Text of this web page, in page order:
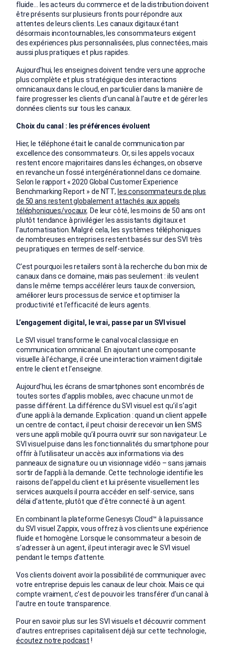
fluide… les acteurs du commerce et de la distribution doivent
être présents sur plusieurs fronts pour répondre aux
attentes de leurs clients. Les canaux digitaux étant
désormais incontournables, les consommateurs exigent
des expériences plus personnalisées, plus connectées, mais
aussi plus pratiques et plus rapides.
Aujourd’hui, les enseignes doivent tendre vers une approche
plus complète et plus stratégique des interactions
omnicanaux dans le cloud, en particulier dans la manière de
faire progresser les clients d’un canal à l’autre et de gérer les
données clients sur tous les canaux.
Choix du canal : les préférences évoluent
Hier, le téléphone était le canal de communication par
excellence des consommateurs. Or, si les appels vocaux
restent encore majoritaires dans les échanges, on observe
en revanche un fossé intergénérationnel dans ce domaine.
Selon le rapport « 2020 Global Customer Experience
Benchmarking Report » de NTT, les consommateurs de plus
de 50 ans restent globalement attachés aux appels
téléphoniques/vocaux. De leur côté, les moins de 50 ans ont
plutôt tendance à privilégier les assistants digitaux et
l’automatisation. Malgré cela, les systèmes téléphoniques
de nombreuses entreprises restent basés sur des SVI très
peu pratiques en termes de self-service.
C’est pourquoi les retailers sont à la recherche du bon mix de
canaux dans ce domaine, mais pas seulement : ils veulent
dans le même temps accélérer leurs taux de conversion,
améliorer leurs processus de service et optimiser la
productivité et l’efficacité de leurs agents.
L’engagement digital, le vrai, passe par un SVI visuel
Le SVI visuel transforme le canal vocal classique en
communication omnicanal. En ajoutant une composante
visuelle à l’échange, il crée une interaction vraiment digitale
entre le client et l’enseigne.
Aujourd’hui, les écrans de smartphones sont encombrés de
toutes sortes d’applis mobiles, avec chacune un mot de
passe différent. La différence du SVI visuel est qu’il s’agit
d’une appli à la demande. Explication : quand un client appelle
un centre de contact, il peut choisir de recevoir un lien SMS
vers une appli mobile qu’il pourra ouvrir sur son navigateur. Le
SVI visuel puise dans les fonctionnalités du smartphone pour
offrir à l’utilisateur un accès aux informations via des
panneaux de signature ou un visionnage vidéo – sans jamais
sortir de l’appli à la demande. Cette technologie identifie les
raisons de l’appel du client et lui présente visuellement les
services auxquels il pourra accéder en self-service, sans
délai d’attente, plutôt que d’être connecté à un agent.
En combinant la plateforme Genesys Cloud™ à la puissance
du SVI visuel Zappix, vous offrez à vos clients une expérience
fluide et homogène. Lorsque le consommateur a besoin de
s’adresser à un agent, il peut interagir avec le SVI visuel
pendant le temps d’attente.
Vos clients doivent avoir la possibilité de communiquer avec
votre entreprise depuis les canaux de leur choix. Mais ce qui
compte vraiment, c’est de pouvoir les transférer d’un canal à
l’autre en toute transparence.
Pour en savoir plus sur les SVI visuels et découvrir comment
d’autres entreprises capitalisent déjà sur cette technologie,
écoutez notre podcast !